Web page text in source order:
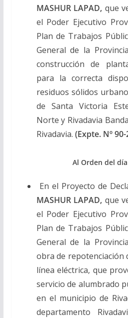
MASHUR LAPAD, que
el Poder Ejecutivo
Plan de Trabajos
General de la
construcción de
para la correcta
residuos sólidos
de Santa Victoria
Norte y Rivadavia
Rivadavia. (Expte. Nº
Al Orden del
En el Proyecto de
MASHUR LAPAD, que
el Poder Ejecutivo
Plan de Trabajos
General de la
obra de repotenciación
línea eléctrica, que
servicio de alumbrado
en el municipio de
departamento